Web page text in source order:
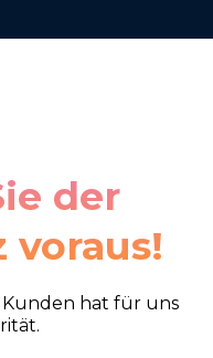
der
voraus!
hat für uns